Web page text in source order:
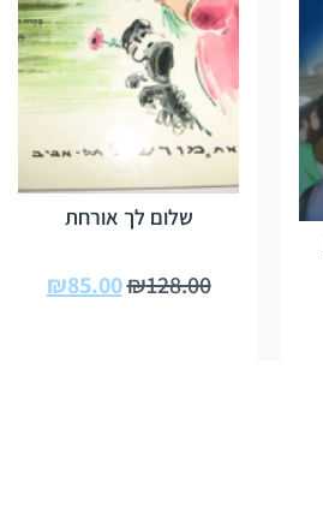
שלום לך אורחת
₪128.00
₪85.00